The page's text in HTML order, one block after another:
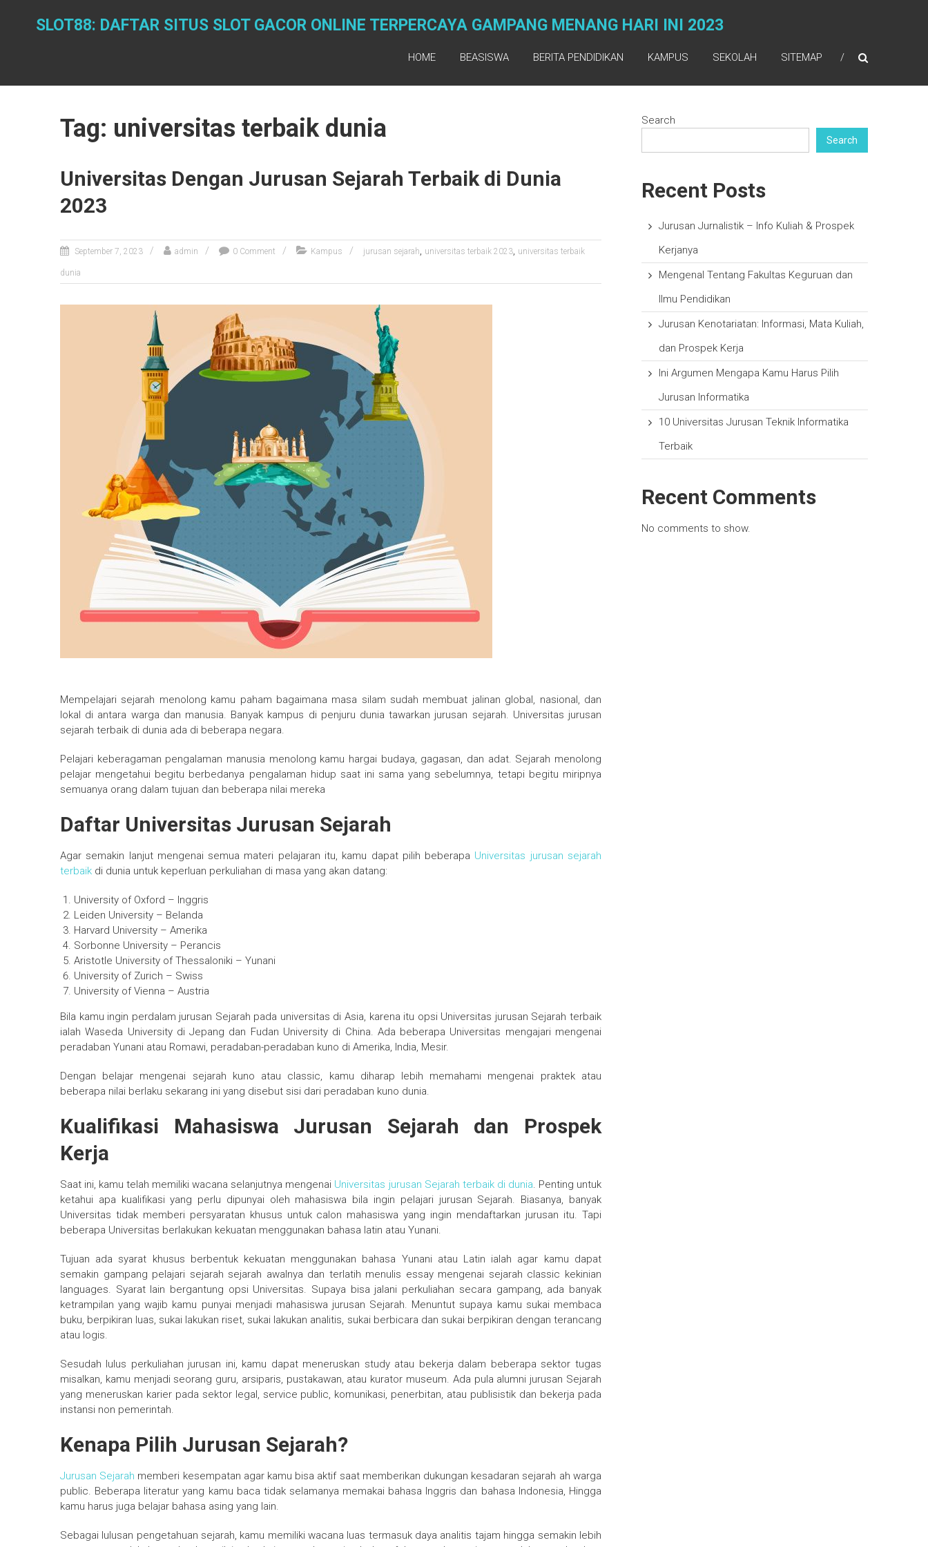
SLOT88: DAFTAR SITUS SLOT GACOR ONLINE TERPERCAYA GAMPANG MENANG HARI INI 2023
HOME BEASISWA BERITA PENDIDIKAN KAMPUS SEKOLAH SITEMAP
Tag: universitas terbaik dunia
Universitas Dengan Jurusan Sejarah Terbaik di Dunia
2023
September 7, 2023 admin 0 Comment Kampus jurusan sejarah, universitas terbaik 2023, universitas terbaik
dunia
Mempelajari sejarah menolong kamu paham bagaimana masa silam sudah membuat jalinan global, nasional, dan
lokal di antara warga dan manusia. Banyak kampus di penjuru dunia tawarkan jurusan sejarah. Universitas jurusan
sejarah terbaik di dunia ada di beberapa negara.
Pelajari keberagaman pengalaman manusia menolong kamu hargai budaya, gagasan, dan adat. Sejarah menolong
pelajar mengetahui begitu berbedanya pengalaman hidup saat ini sama yang sebelumnya, tetapi begitu miripnya
semuanya orang dalam tujuan dan beberapa nilai mereka
Daftar Universitas Jurusan Sejarah
Agar semakin lanjut mengenai semua materi pelajaran itu, kamu dapat pilih beberapa Universitas jurusan sejarah
terbaik di dunia untuk keperluan perkuliahan di masa yang akan datang:
University of Oxford – Inggris
Leiden University – Belanda
Harvard University – Amerika
Sorbonne University – Perancis
Aristotle University of Thessaloniki – Yunani
University of Zurich – Swiss
University of Vienna – Austria
Bila kamu ingin perdalam jurusan Sejarah pada universitas di Asia, karena itu opsi Universitas jurusan Sejarah terbaik
ialah Waseda University di Jepang dan Fudan University di China. Ada beberapa Universitas mengajari mengenai
peradaban Yunani atau Romawi, peradaban-peradaban kuno di Amerika, India, Mesir.
Dengan belajar mengenai sejarah kuno atau classic, kamu diharap lebih memahami mengenai praktek atau
beberapa nilai berlaku sekarang ini yang disebut sisi dari peradaban kuno dunia.
Kualifikasi Mahasiswa Jurusan Sejarah dan Prospek
Kerja
Saat ini, kamu telah memiliki wacana selanjutnya mengenai Universitas jurusan Sejarah terbaik di dunia. Penting untuk
ketahui apa kualifikasi yang perlu dipunyai oleh mahasiswa bila ingin pelajari jurusan Sejarah. Biasanya, banyak
Universitas tidak memberi persyaratan khusus untuk calon mahasiswa yang ingin mendaftarkan jurusan itu. Tapi
beberapa Universitas berlakukan kekuatan menggunakan bahasa latin atau Yunani.
Tujuan ada syarat khusus berbentuk kekuatan menggunakan bahasa Yunani atau Latin ialah agar kamu dapat
semakin gampang pelajari sejarah sejarah awalnya dan terlatih menulis essay mengenai sejarah classic kekinian
languages. Syarat lain bergantung opsi Universitas. Supaya bisa jalani perkuliahan secara gampang, ada banyak
ketrampilan yang wajib kamu punyai menjadi mahasiswa jurusan Sejarah. Menuntut supaya kamu sukai membaca
buku, berpikiran luas, sukai lakukan riset, sukai lakukan analitis, sukai berbicara dan sukai berpikiran dengan terancang
atau logis.
Sesudah lulus perkuliahan jurusan ini, kamu dapat meneruskan study atau bekerja dalam beberapa sektor tugas
misalkan, kamu menjadi seorang guru, arsiparis, pustakawan, atau kurator museum. Ada pula alumni jurusan Sejarah
yang meneruskan karier pada sektor legal, service public, komunikasi, penerbitan, atau publisistik dan bekerja pada
instansi non pemerintah.
Kenapa Pilih Jurusan Sejarah?
Jurusan Sejarah memberi kesempatan agar kamu bisa aktif saat memberikan dukungan kesadaran sejarah ah warga
public. Beberapa literatur yang kamu baca tidak selamanya memakai bahasa Inggris dan bahasa Indonesia, Hingga
kamu harus juga belajar bahasa asing yang lain.
Sebagai lulusan pengetahuan sejarah, kamu memiliki wacana luas termasuk daya analitis tajam hingga semakin lebih
Search
Search
Recent Posts
Jurusan Jurnalistik – Info Kuliah & Prospek
Kerjanya
Mengenal Tentang Fakultas Keguruan dan
Ilmu Pendidikan
Jurusan Kenotariatan: Informasi, Mata Kuliah,
dan Prospek Kerja
Ini Argumen Mengapa Kamu Harus Pilih
Jurusan Informatika
10 Universitas Jurusan Teknik Informatika
Terbaik
Recent Comments
No comments to show.